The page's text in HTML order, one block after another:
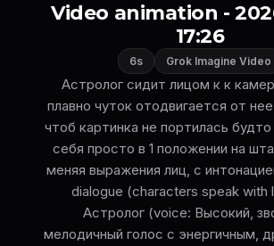
Video animation -
17:26
6s Grok Imagine Video
Астролог сидит лицом к к
плавно чуток отодвигается от
чтоб картинка не портилась
себя просто в 1 положении на
меняя выражения лиц, с
dialogue (characters speak with
Астролог (voice: Высокий,
мелодичный голос с энергичным,